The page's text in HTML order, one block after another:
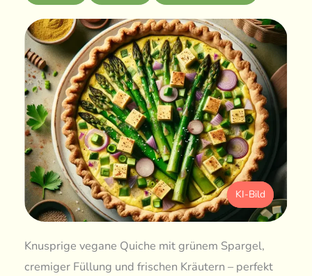
KI-Bild
Knusprige vegane Quiche mit grünem Spargel,
cremiger Füllung und frischen Kräutern – perfekt